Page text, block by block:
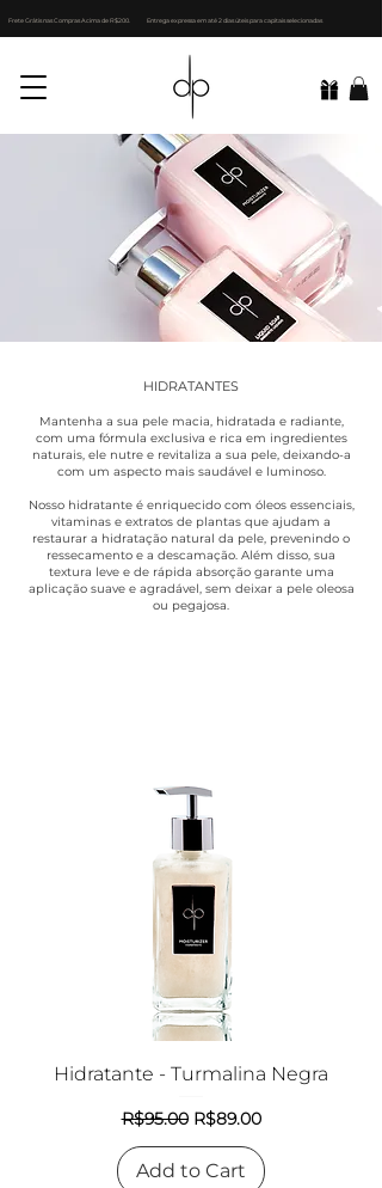
Frete Grátis nas Compras Acima de R$200. Entrega expressa em até 2 dias úteis para capitais selecionadas
HIDRATANTES
Mantenha a sua pele macia, hidratada e radiante,
com uma fórmula exclusiva e rica em ingredientes
naturais, ele nutre e revitaliza a sua pele, deixando-a
com um aspecto mais saudável e luminoso.
Nosso hidratante é enriquecido com óleos essenciais,
vitaminas e extratos de plantas que ajudam a
restaurar a hidratação natural da pele, prevenindo o
ressecamento e a descamação. Além disso, sua
textura leve e de rápida absorção garante uma
aplicação suave e agradável, sem deixar a pele oleosa
ou pegajosa.
Hidratante - Turmalina Negra
Regular Price
R$95.00 Sale Price
R$89.00
Add to Cart